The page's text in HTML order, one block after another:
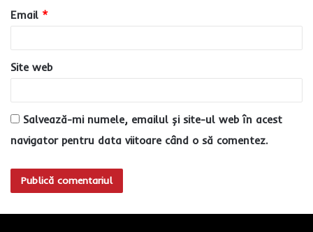
u
*
Email *
Site web
Salvează-mi numele, emailul și site-ul web în acest
navigator pentru data viitoare când o să comentez.